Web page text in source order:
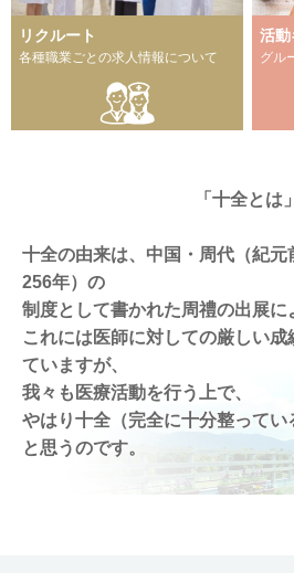
リクルート
各種職業ごとの求人情報について
活
グル
「十全とは」
十全の由来は、中国・周代（紀
256年）の
制度として書かれた周禮の出展に
これには医師に対しての厳しい
ていますが、
我々も医療活動を行う上で、
やはり十全（完全に十分整って
と思うのです。